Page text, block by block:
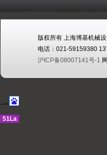
版权所有 上海博基机械
电话：021-59159380
沪ICP备08007141号-1
-->
51La